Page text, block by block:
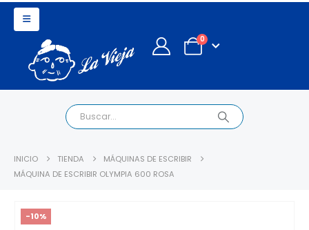
0
INICIO TIENDA
MÁQUINAS DE ESCRIBIR
MÁQUINA DE ESCRIBIR OLYMPIA 600 ROSA
-10%